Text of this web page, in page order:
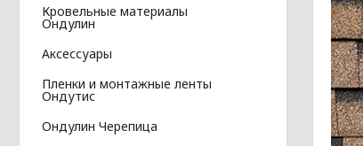
Кровельные материалы
Ондулин
Аксессуары
Пленки и монтажные ленты
Ондутис
Ондулин Черепица